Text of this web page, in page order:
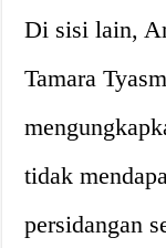
Di sisi lain,
Tamara
tidak
persidangan